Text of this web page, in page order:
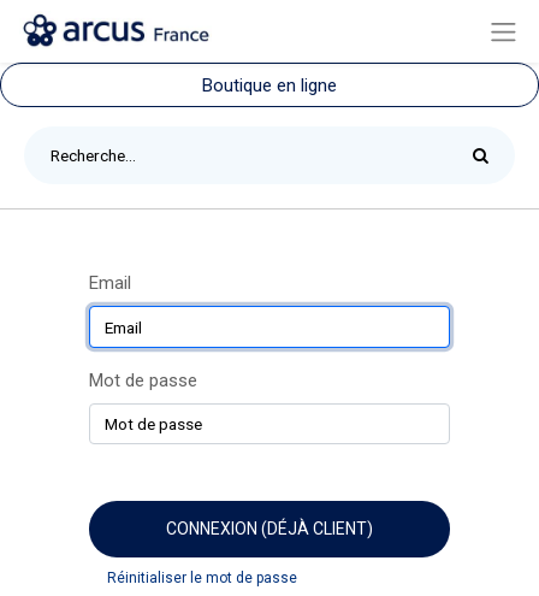
Boutique en ligne
Email
Mot de passe
CONNEXION (DÉJÀ CLIENT)
Réinitialiser le mot de passe